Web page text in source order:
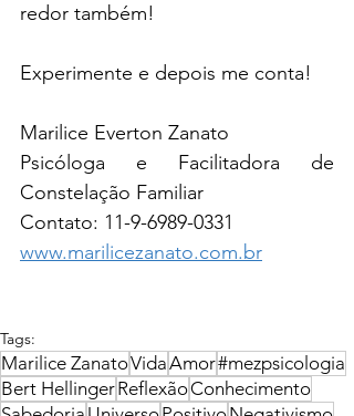
redor também!
Experimente e depois me conta!
Marilice Everton Zanato
Psicóloga e Facilitadora de
Constelação Familiar
Contato: 11-9-6989-0331
www.marilicezanato.com.br
Tags:
Marilice ZanatoVidaAmor#mezpsicologia
Bert HellingerReflexãoConhecimento